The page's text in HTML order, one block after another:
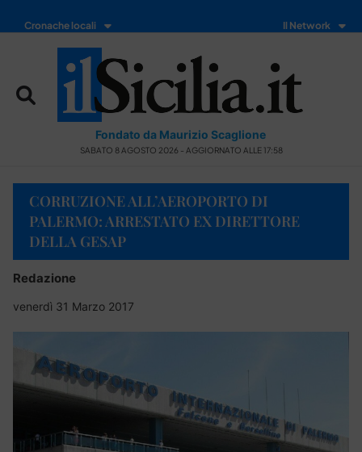
Cronache locali Il Network
Fondato da Maurizio Scaglione
SABATO 8 AGOSTO 2026 - AGGIORNATO ALLE 17:58
CORRUZIONE ALL’AEROPORTO DI
PALERMO: ARRESTATO EX DIRETTORE
DELLA GESAP
Redazione
venerdì 31 Marzo 2017